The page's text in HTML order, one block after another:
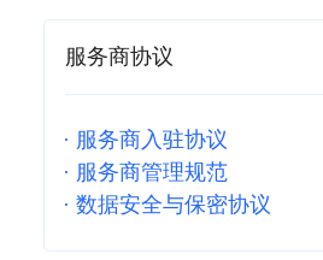
服务商协议
· 服务商入驻协议
· 服务商管理规范
·数据安全与保密协议